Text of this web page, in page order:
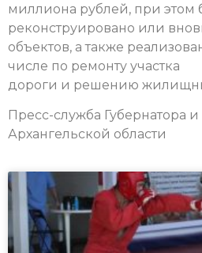
миллиона рублей, при этом
реконструировано или
объектов, а также
числе по ремонту участка
дороги и решению
Пресс-служба Губернатора
Архангельской области